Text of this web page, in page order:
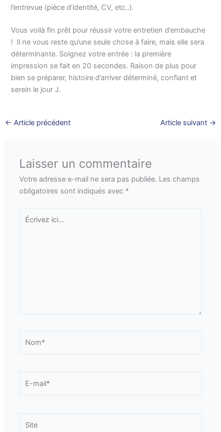
l’entrevue (pièce d’identité, CV, etc..).
Vous voilà fin prêt pour réussir votre entretien d’embauche
! Il ne vous reste qu’une seule chose à faire, mais elle sera
déterminante. Soignez votre entrée : la première
impression se fait en 20 secondes. Raison de plus pour
bien se préparer, histoire d’arriver déterminé, confiant et
serein le jour J.
← Article précédent Article suivant →
Laisser un commentaire
Votre adresse e-mail ne sera pas publiée. Les champs
obligatoires sont indiqués avec *
Écrivez
ici…